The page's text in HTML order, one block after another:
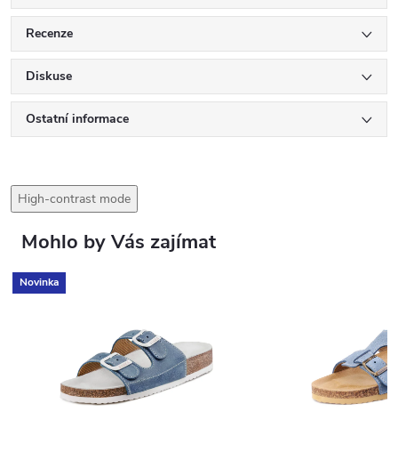
Recenze
Diskuse
Ostatní informace
High-contrast mode
Mohlo by Vás zajímat
Novinka